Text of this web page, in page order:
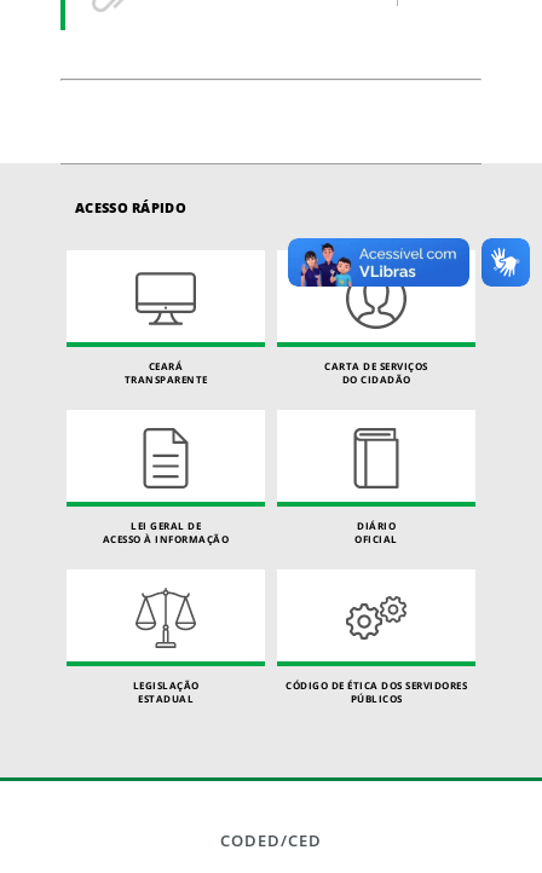
ACESSO RÁPIDO
CEARÁ
TRANSPARENTE
CARTA DE SERVIÇOS
DO CIDADÃO
LEI GERAL DE
ACESSO À INFORMAÇÃO
DIÁRIO
OFICIAL
LEGISLAÇÃO
ESTADUAL
CÓDIGO DE ÉTICA DOS SERVIDORES
PÚBLICOS
CODED/CED